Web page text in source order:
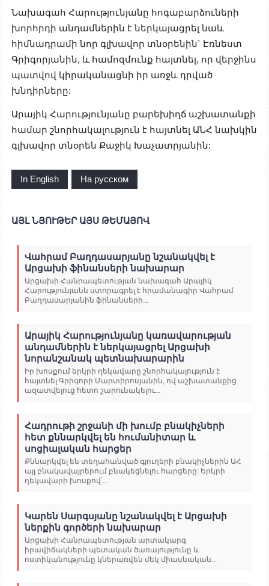
Նախագահ Հարությունյանը հոգաբարձուների
խորհրդի անդամներին է ներկայացրել նաև
հիմնադրամի նոր գլխավոր տնօրենին` Էռնեստ
Գրիգորյանին, և համոզմունք հայտնել, որ վերջինս
պատվով կիրականացնի իր առջև դրված
խնդիրները:
Արայիկ Հարությունյանը բարեխիղճ աշխատանքի
համար շնորհակալություն է հայտնել ԱՆՀ նախկին
գլխավոր տնօրեն Քաջիկ Խաչատրյանին:
In English На русском
ԱՅԼ ՆՅՈՒԹԵՐ ԱՅՍ ԹԵՄԱՅՈՎ
Վահրամ Բաղդասարյանը նշանակվել է
Արցախի ֆինանսերի նախարար
Արցախի Հանրապետության նախագահ Արայիկ
Հարությունյանն ստորագրել է հրամանագիր Վահրամ
Բաղդասարյանին ֆինանսերի...
Արայիկ Հարությունյանը կառավարության
անդամներին է ներկայացրել Արցախի
նորանշանակ պետնախարարին
Իր խոսքում երկրի ղեկավարը շնորհակալություն է
հայտնել Գրիգորի Մարտիրոսյանին, ով աշխատանքից
ազատվելուց հետո շարունակելու...
Հադրութի շրջանի մի խումբ բնակիչների
հետ քննարկվել են հումանիտար և
սոցիալական հարցեր
Քննարկվել են տեղահանված գյուղերի բնակիչներին ԱՀ
այլ բնակավայրերում բնակեցնելու հարցերը: Երկրի
ղեկավարի խոսքով՝...
Կարեն Սարգսյանը նշանակվել է Արցախի
ներքին գործերի նախարար
Արցախի Հանրապետության արտակարգ
իրավիճակների պետական ծառայությունը և
ոստիկանությունը կներառվեն մեկ միասնական...